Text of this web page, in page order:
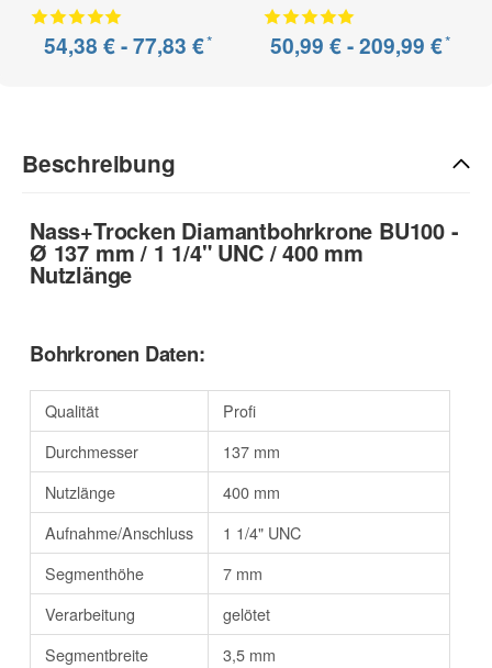
54,38 € -77,83 €* 50,99 € -209,99 €*
Beschreibung
Nass+Trocken Diamantbohrkrone BU100 -
Ø 137 mm / 1 1/4" UNC / 400 mm
Nutzlänge
Bohrkronen Daten:
Qualität
Profi
Durchmesser
137 mm
Nutzlänge
400 mm
Aufnahme/Anschluss
1 1/4" UNC
Segmenthöhe
7 mm
Verarbeitung
gelötet
Segmentbreite
3,5 mm